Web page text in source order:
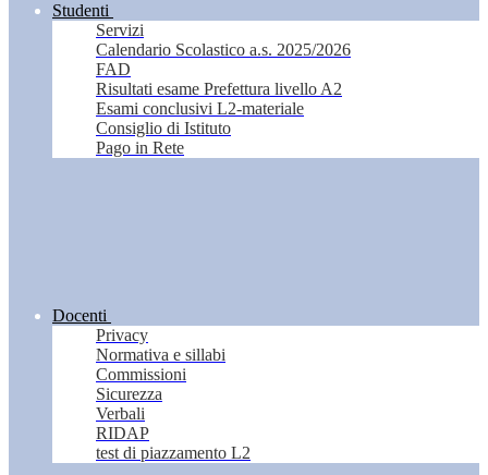
Studenti
Servizi
Calendario Scolastico a.s. 2025/2026
FAD
Risultati esame Prefettura livello A2
Esami conclusivi L2-materiale
Consiglio di Istituto
Pago in Rete
Docenti
Privacy
Normativa e sillabi
Commissioni
Sicurezza
Verbali
RIDAP
test di piazzamento L2